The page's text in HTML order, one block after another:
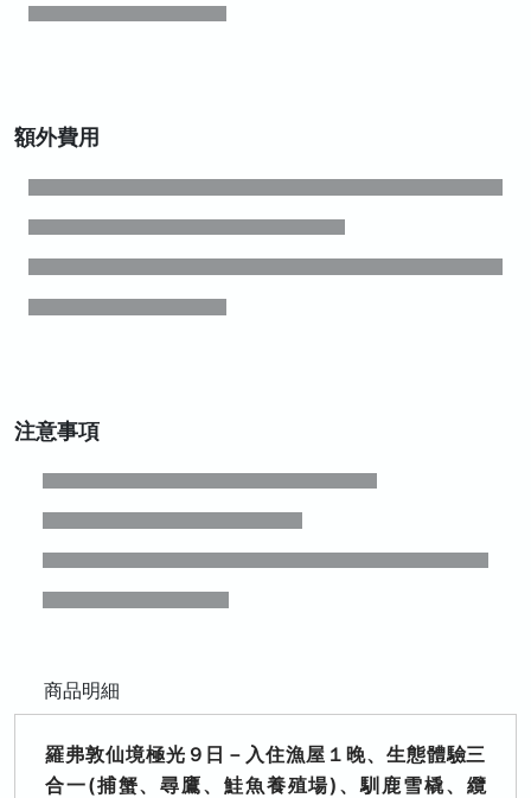
額外費用
注意事項
商品明細
羅弗敦仙境極光９日－入住漁屋１晚、生態體驗三
合一(捕蟹、尋鷹、鮭魚養殖場)、馴鹿雪橇、纜